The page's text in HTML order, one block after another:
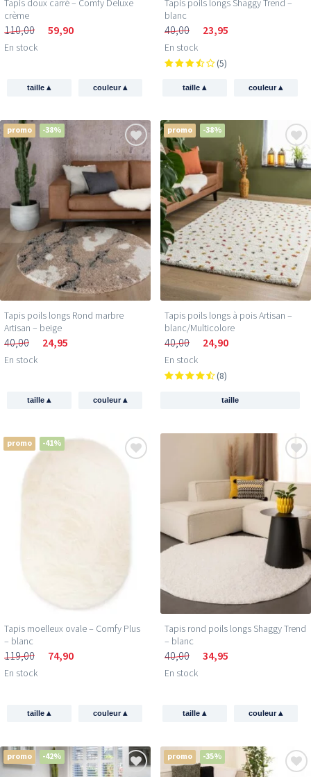
Tapis doux carré – Comfy Deluxe
crème
110,00 59,90
En stock
taille▴ couleur▴
Tapis poils longs Shaggy Trend –
blanc
40,00 23,95
En stock
(5)
taille▴ couleur▴
promo -38%
Tapis poils longs Rond marbre
Artisan – beige
40,00 24,95
En stock
taille▴ couleur▴
promo -38%
Tapis poils longs à pois Artisan –
blanc/Multicolore
40,00 24,90
En stock
(8)
taille
promo -41%
Tapis moelleux ovale – Comfy Plus
– blanc
119,00 74,90
En stock
taille▴ couleur▴
Tapis rond poils longs Shaggy Trend
– blanc
40,00 34,95
En stock
taille▴ couleur▴
promo -42% promo -35%